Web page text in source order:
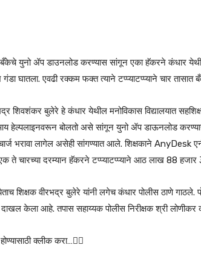
युनो ॲप डाउनलोड करण्यास सांगून एका हॅकरने कंधार
घातला. एवढी रक्कम फक्त त्याने टप्प्याटप्प्याने चार
शिवशंकर बुलेरे हे कंधार येथील मनोविकास विद्यालयात
हेल्पलाइनवरून बोलतो असे सांगून युनो ॲप डाऊनलोड
चार्ज भरावा लागेल असेही सांगण्यात आले. शिक्षकाने
एक ते चारच्या दरम्यान हॅकरने टप्प्याटप्प्याने आठ लाख 88
शिक्षक वीरभद्र बुलेरे यांनी लगेच कंधार पोलीस ठाणे गाठले.
केला आहे. तपास सहाय्यक पोलीस निरीक्षक श्री
क्लीक करा…👆🏻